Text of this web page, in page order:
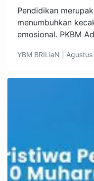
Pendidikan
menumbuhkan
emosional. PKBM
YBM BRILiaN |